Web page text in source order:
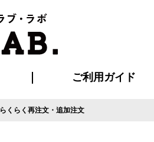
ご利用ガイド
ご利用ガイド
はじめての方へ
再注文の方へ
お支払い方法について
割引まとめページ
発送・特急サービスについて
版の保管期限について
マイページ会員のメリット
よくあるご質問
らくらく再注文・追加注文